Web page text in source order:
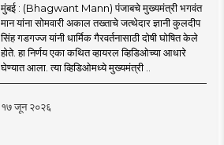
मुंबई : (Bhagwant Mann) पंजाबचे मुख्यमंत्री भगवंत
मान यांना सोमवारी अकाल तख्ताचे जत्थेदार ज्ञानी कुलदीप
सिंह गडगज्ज यांनी धार्मिक गैरवर्तनासाठी दोषी घोषित केले
होते. हा निर्णय एका कथित व्हायरल व्हिडिओच्या आधारे
घेण्यात आला. त्या व्हिडिओमध्ये मुख्यमंत्री ..
१७ जून २०२६